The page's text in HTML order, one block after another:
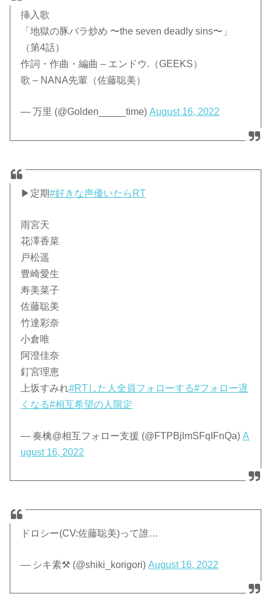
挿入歌
「地獄の豚バラ炒め 〜the seven deadly sins〜」
（第4話）
作詞・作曲・編曲 – エンドウ.（GEEKS）
歌 – NANA先輩（佐藤聡美）
— 万里 (@Golden_____time)August 16, 2022
▶定期#好きな声優いたらRT
雨宮天
花澤香菜
戸松遥
豊崎愛生
寿美菜子
佐藤聡美
竹達彩奈
小倉唯
阿澄佳奈
釘宮理恵
上坂すみれ#RTした人全員フォローする#フォロー遅
くなる#相互希望の人限定
— 奏檎@相互フォロー支援 (@FTPBjlmSFqIFnQa)A
ugust 16, 2022
ドロシー(CV:佐藤聡美)って誰…
— シキ素⚒ (@shiki_korigori)August 16, 2022